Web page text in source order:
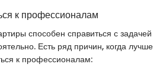
к профессионалам
способен справиться с задачей
Есть ряд причин, когда лучше
к профессионалам: